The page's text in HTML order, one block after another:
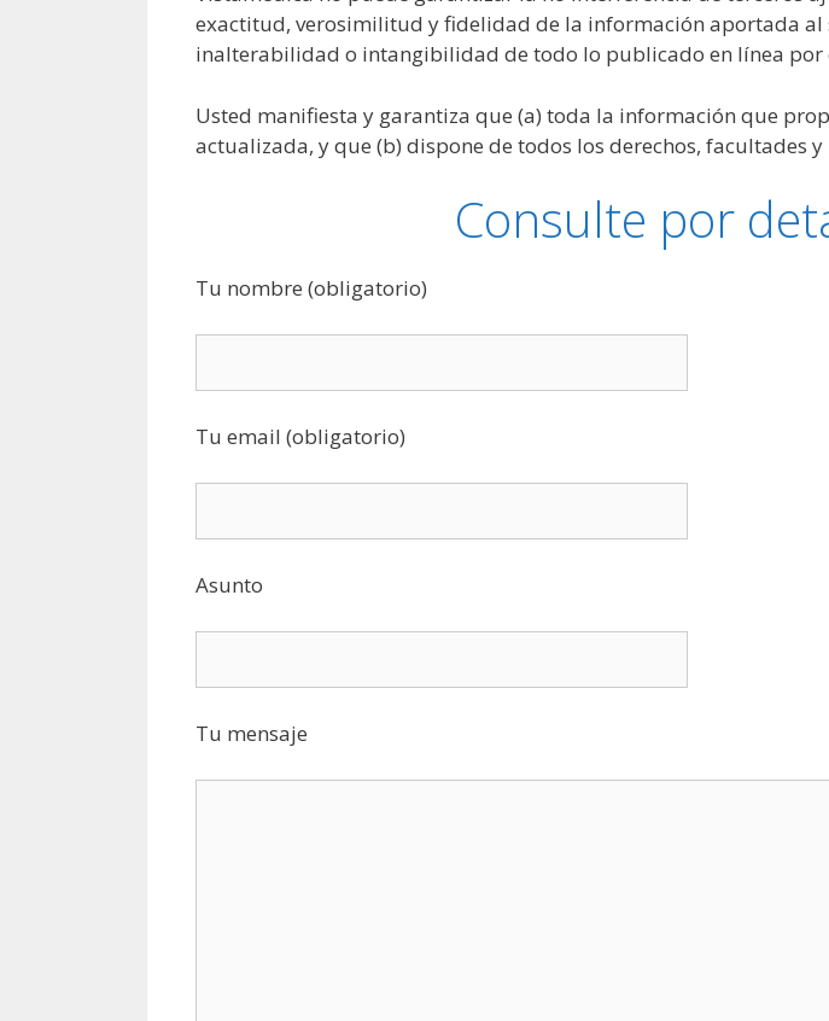
exactitud, verosimilitud y fidelidad de la información aportada
inalterabilidad o intangibilidad de todo lo publicado en línea por
Usted manifiesta y garantiza que (a) toda la información que
actualizada, y que (b) dispone de todos los derechos, facultades
Consulte por
Tu nombre (obligatorio)
Tu email (obligatorio)
Asunto
Tu mensaje